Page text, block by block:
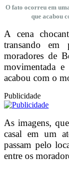
O fato ocorreu em
que acabou
A cena
transando
moradores de
movimentada
acabou com o
Publicidade
As imagens,
casal em um
passam pelo
entre os